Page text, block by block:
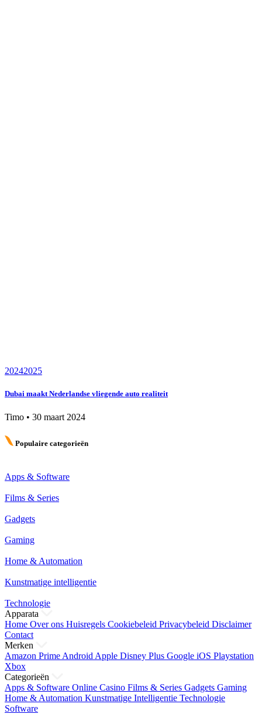
20242025
Dubai maakt Nederlandse vliegende auto realiteit
Timo • 30 maart 2024
Populaire categorieën
Apps & Software
Films & Series
Gadgets
Gaming
Home & Automation
Kunstmatige intelligentie
Technologie
Apparata
Home Over ons Huisregels Cookiebeleid Privacybeleid Disclaimer
Contact
Merken
Amazon Prime Android Apple Disney Plus Google iOS Playstation
Xbox
Categorieën
Apps & Software Online Casino Films & Series Gadgets Gaming
Home & Automation Kunstmatige Intelligentie Technologie
Software